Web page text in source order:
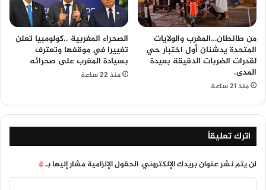
من طانطان…المغرب والولايات
المتحدة يدشنان أول اختبار حي
لقدرات الضربات الدقيقة بعيدة
المدى.
منذ 21 ساعة
الصحراء المغربية ..كولومبيا تعلن
تغييرا في موقفها وتعترف
بسيادة المغرب على صحرائه
منذ 22 ساعة
اترك تعليقاً
لن يتم نشر عنوان بريدك الإلكتروني.الحقول الإلزامية مشار إليها بـ*